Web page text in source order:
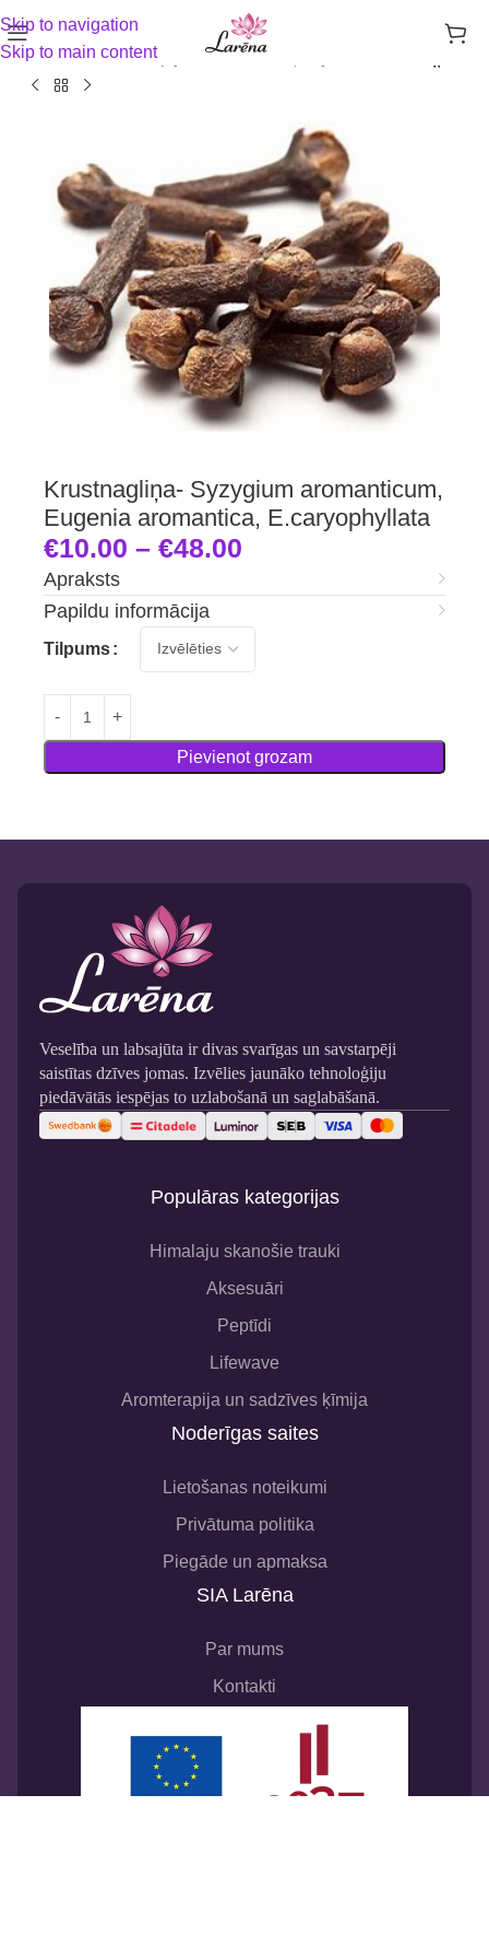
Skip to navigation
Skip to main content
Sākums Aromterapija un sadzīves ķīmija
Krustnagliņa- Syzygium aromanticum,
Eugenia aromantica, E.caryophyllata
€10.00 – €48.00
Apraksts
Papildu informācija
Tilpums
Pievienot grozam
Veselība un labsajūta ir divas svarīgas un savstarpēji
saistītas dzīves jomas. Izvēlies jaunāko tehnoloģiju
piedāvātās iespējas to uzlabošanā un saglabāšanā.
Populāras kategorijas
Himalaju skanošie trauki
Aksesuāri
Peptīdi
Lifewave
Aromterapija un sadzīves ķīmija
Noderīgas saites
Lietošanas noteikumi
Privātuma politika
Piegāde un apmaksa
SIA Larēna
Par mums
Kontakti